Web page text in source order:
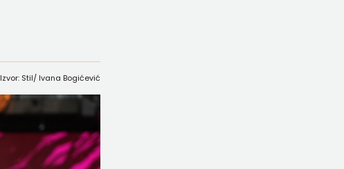
Izvor: Stil/ Ivana Bogićević